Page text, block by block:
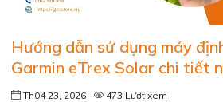
Hướng dẫn sử dụng máy
Garmin eTrex Solar chi tiết
Th04 23, 2026 473 Lượt xem